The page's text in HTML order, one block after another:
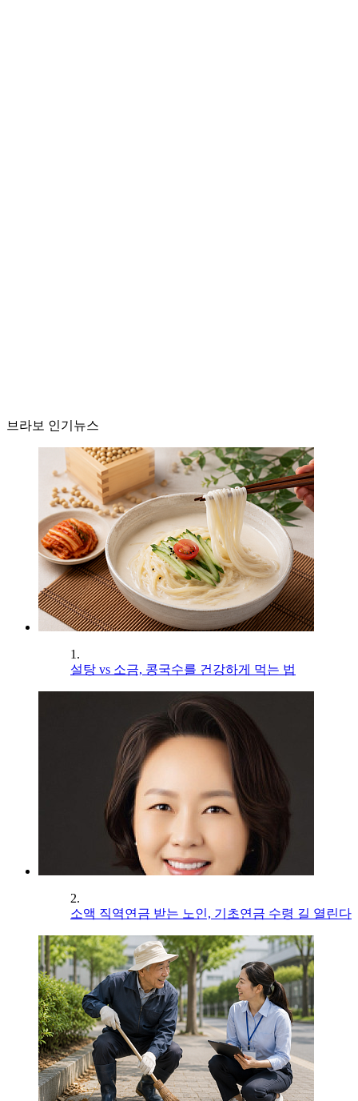
브라보 인기뉴스
1.
설탕 vs 소금, 콩국수를 건강하게 먹는 법
2.
소액 직역연금 받는 노인, 기초연금 수령 길 열린다